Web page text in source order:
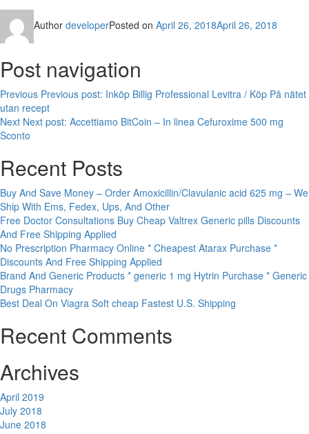
Author developerPosted on April 26, 2018April 26, 2018
Post navigation
Previous Previous post: Inköp Billig Professional Levitra / Köp På nätet
utan recept
Next Next post: Accettiamo BitCoin – In linea Cefuroxime 500 mg
Sconto
Recent Posts
Buy And Save Money – Order Amoxicillin/Clavulanic acid 625 mg – We
Ship With Ems, Fedex, Ups, And Other
Free Doctor Consultations Buy Cheap Valtrex Generic pills Discounts
And Free Shipping Applied
No Prescription Pharmacy Online * Cheapest Atarax Purchase *
Discounts And Free Shipping Applied
Brand And Generic Products * generic 1 mg Hytrin Purchase * Generic
Drugs Pharmacy
Best Deal On Viagra Soft cheap Fastest U.S. Shipping
Recent Comments
Archives
April 2019
July 2018
June 2018